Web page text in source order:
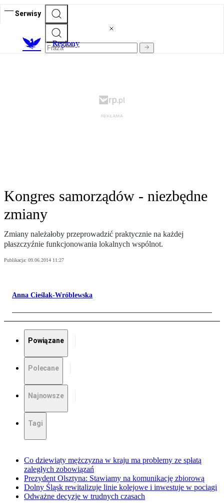
Serwisy
Regiony
Kongres samorządów - niezbędne
zmiany
Zmiany należałoby przeprowadzić praktycznie na każdej
płaszczyźnie funkcjonowania lokalnych wspólnot.
Publikacja: 09.06.2014 11:27
Anna Cieślak-Wróblewska
Powiązane
Polecane
Najnowsze
Tagi
Co dziewiąty mężczyzna w kraju ma problemy ze spłatą
zaległych zobowiązań
Prezydent Olsztyna: Stawiamy na komunikację zbiorową
Dolny Śląsk rewitalizuje linie kolejowe i inwestuje w pociągi
Odważne decyzje w trudnych czasach